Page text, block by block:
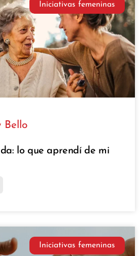
Iniciativas femeninas
Bello
lo que aprendí de mi
Iniciativas femeninas